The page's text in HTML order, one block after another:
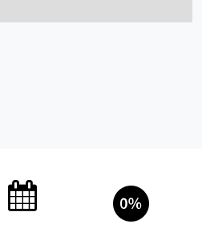
voir + d'infos